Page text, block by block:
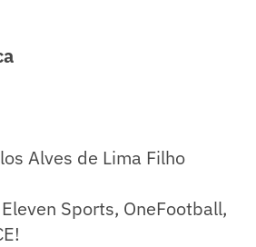
Alves de Lima Filho
Sports, OneFootball,